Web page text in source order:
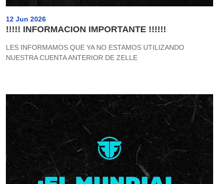
12 Jun 2026
!!!!! INFORMACION IMPORTANTE !!!!!!
LES INFORMAMOS QUE YA NO ESTAMOS UTILIZANDO
NUESTRA CUENTA ANTERIOR DE ZELLE